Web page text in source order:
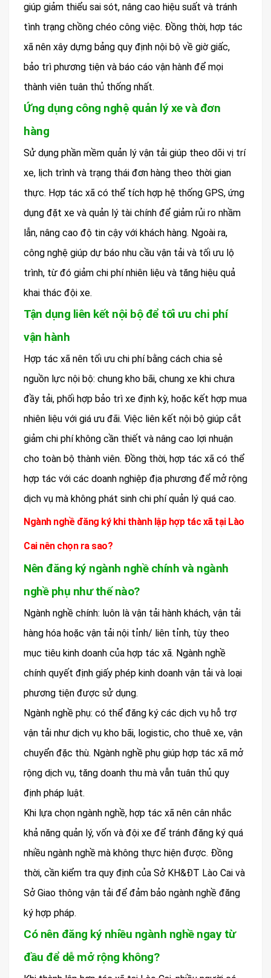
giúp giảm thiểu sai sót, nâng cao hiệu suất và tránh
tình trạng chồng chéo công việc. Đồng thời, hợp tác
xã nên xây dựng bảng quy định nội bộ về giờ giấc,
bảo trì phương tiện và báo cáo vận hành để mọi
thành viên tuân thủ thống nhất.
Ứng dụng công nghệ quản lý xe và đơn
hàng
Sử dụng phần mềm quản lý vận tải giúp theo dõi vị trí
xe, lịch trình và trạng thái đơn hàng theo thời gian
thực. Hợp tác xã có thể tích hợp hệ thống GPS, ứng
dụng đặt xe và quản lý tài chính để giảm rủi ro nhầm
lẫn, nâng cao độ tin cậy với khách hàng. Ngoài ra,
công nghệ giúp dự báo nhu cầu vận tải và tối ưu lộ
trình, từ đó giảm chi phí nhiên liệu và tăng hiệu quả
khai thác đội xe.
Tận dụng liên kết nội bộ để tối ưu chi phí
vận hành
Hợp tác xã nên tối ưu chi phí bằng cách chia sẻ
nguồn lực nội bộ: chung kho bãi, chung xe khi chưa
đầy tải, phối hợp bảo trì xe định kỳ, hoặc kết hợp mua
nhiên liệu với giá ưu đãi. Việc liên kết nội bộ giúp cắt
giảm chi phí không cần thiết và nâng cao lợi nhuận
cho toàn bộ thành viên. Đồng thời, hợp tác xã có thể
hợp tác với các doanh nghiệp địa phương để mở rộng
dịch vụ mà không phát sinh chi phí quản lý quá cao.
Ngành nghề đăng ký khi thành lập hợp tác xã tại Lào
Cai nên chọn ra sao?
Nên đăng ký ngành nghề chính và ngành
nghề phụ như thế nào?
Ngành nghề chính: luôn là vận tải hành khách, vận tải
hàng hóa hoặc vận tải nội tỉnh/ liên tỉnh, tùy theo
mục tiêu kinh doanh của hợp tác xã. Ngành nghề
chính quyết định giấy phép kinh doanh vận tải và loại
phương tiện được sử dụng.
Ngành nghề phụ: có thể đăng ký các dịch vụ hỗ trợ
vận tải như dịch vụ kho bãi, logistic, cho thuê xe, vận
chuyển đặc thù. Ngành nghề phụ giúp hợp tác xã mở
rộng dịch vụ, tăng doanh thu mà vẫn tuân thủ quy
định pháp luật.
Khi lựa chọn ngành nghề, hợp tác xã nên cân nhắc
khả năng quản lý, vốn và đội xe để tránh đăng ký quá
nhiều ngành nghề mà không thực hiện được. Đồng
thời, cần kiểm tra quy định của Sở KH&ĐT Lào Cai và
Sở Giao thông vận tải để đảm bảo ngành nghề đăng
ký hợp pháp.
Có nên đăng ký nhiều ngành nghề ngay từ
đầu để dễ mở rộng không?